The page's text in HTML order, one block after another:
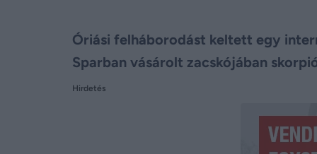
Óriási felháborodást keltett egy
Sparban vásárolt zacskójában
Hirdetés